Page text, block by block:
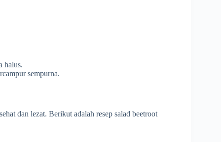
halus.
sempurna.
dan lezat. Berikut adalah resep salad beetroot